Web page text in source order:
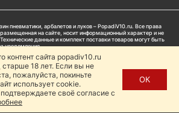
пневматики, арбалетов и луков – PopadiV10.ru. Все права
на сайте, носит информационный характер и не
данные и комплект поставки товаров могут быть
уведомления
пользователь автоматически соглашается с условиями,
(тексты, фото, видео и др.) с сайта Popadiv10 запрещено,
согласия администрации сайта Popadiv10.
контент сайта popadiv10.ru
18 лет. Если вы не
пожалуйста, покиньте
использует cookie.
своё согласие с
ОК